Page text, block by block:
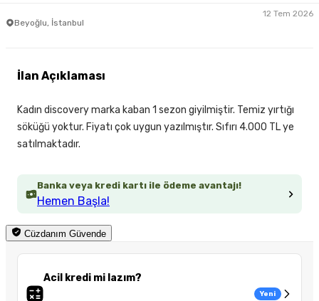
Beyoğlu, İstanbul
12 Tem 2026
Banka veya kredi kartı ile ödeme avantajı!
Hemen Başla!
Cüzdanım Güvende
Acil kredi mi lazım?
Yeni
İlan Açıklaması
Kadın discovery marka kaban 1 sezon giyilmiştir. Temiz yırtığı
söküğü yoktur. Fiyatı çok uygun yazılmıştır. Sıfırı 4.000 TL ye
satılmaktadır.